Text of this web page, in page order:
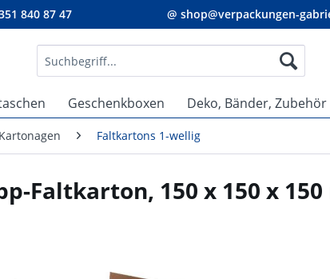
840 87 47 @ shop@verpackungen-
Geschenkboxen Deko, Bänder, Zubehör
Faltkartons 1-wellig
Faltkarton, 150 x 150 x